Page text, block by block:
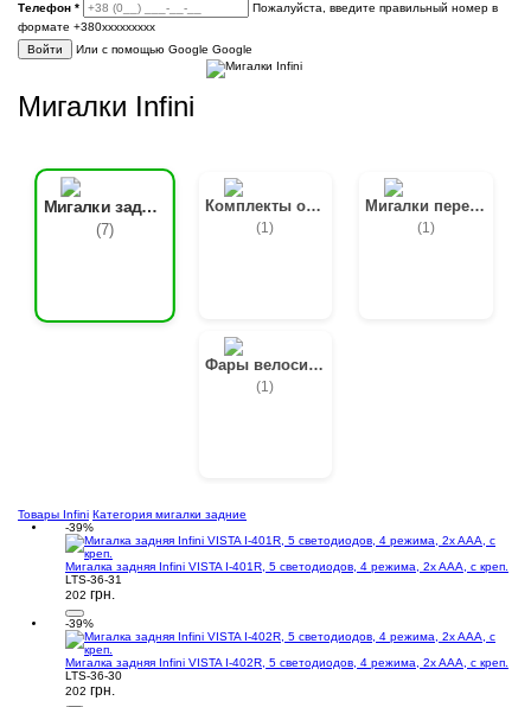
Телефон *
Пожалуйста, введите правильный номер в
формате +380ххххххххх
Войти
Или с помощью Google Google
Мигалки Infini
Мигалки задние
(7)
Комплекты освещения
(1)
Мигалки передние
(1)
Фары велосипедные
(1)
Товары Infini Категория мигалки задние
-39%
Мигалка задняя Infini VISTA I-401R, 5 светодиодов, 4 режима, 2x AAA, с креп.
LTS-36-31
202 грн.
-39%
Мигалка задняя Infini VISTA I-402R, 5 светодиодов, 4 режима, 2x AAA, с креп.
LTS-36-30
202 грн.